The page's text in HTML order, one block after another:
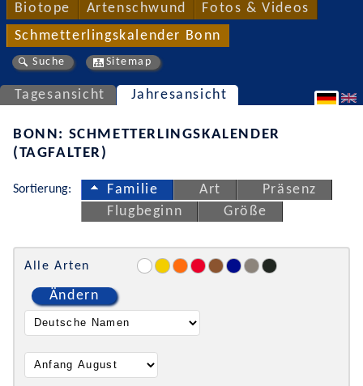
Biotope Artenschwund Fotos & Videos
Schmetterlingskalender Bonn
Suche Sitemap
Tagesansicht Jahresansicht
BONN: SCHMETTERLINGSKALENDER
(TAGFALTER)
Sortierung: Familie Art
Präsenz
Flugbeginn
Größe
Alle Arten
Ändern